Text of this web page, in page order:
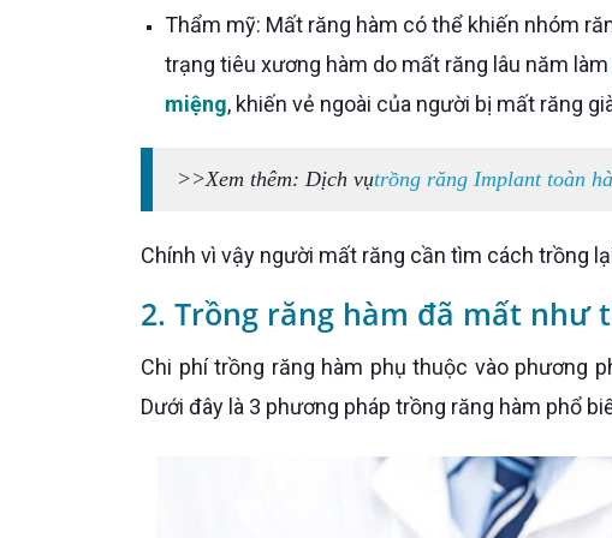
Thẩm mỹ: Mất răng hàm có thể khiến nhóm răng nanh, răng cửa bị xô lệch. Đồng thời, về lâu dài, tình
trạng tiêu xương hàm do mất răng lâu năm làm
miệng, khiến vẻ ngoài của người bị mất răng
>>Xem thêm: Dịch vụtrồng răng Implant toàn
Chính vì vậy người mất răng cần tìm cách trồng
2. Trồng răng hàm đã mất như
Chi phí trồng răng hàm phụ thuộc vào phương pháp cũng như số lượng răng mà cô chú, anh chị chọn.
Dưới đây là 3 phương pháp trồng răng hàm phổ